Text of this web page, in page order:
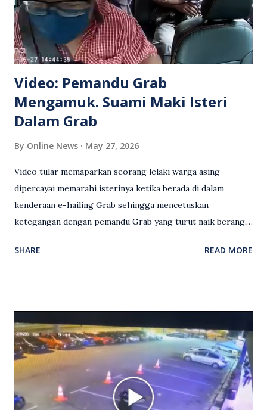
Video: Pemandu Grab
Mengamuk. Suami Maki Isteri
Dalam Grab
By Online News May 27, 2026
Video tular memaparkan seorang lelaki warga asing
dipercayai memarahi isterinya ketika berada di dalam
kenderaan e-hailing Grab sehingga mencetuskan
ketegangan dengan pemandu Grab yang turut naik berang.
antara seorang lelaki warga asing dengan pemandu Grab
Grab bertindak mempertahankan wanita terbabit sebelum
berlaku pertikaman lidah antara kedua-dua pihak. Video
berkenaan kini tular di media sosial dan mendapat pelbagai
reaksi orang ramai. Antara komen orang awam yang tular di
media sosial mengenai insiden tersebut ialah ramai yang
meluahkan rasa marah terhadap tindakan lelaki berkenaan
SHARE READ MORE